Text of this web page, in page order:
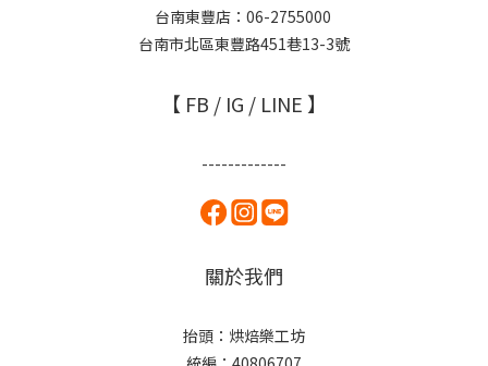
台南東豐店：06-2755000
台南市北區東豐路451巷13-3號
【 FB / IG / LINE 】
-------------
關於我們
抬頭：烘焙樂工坊